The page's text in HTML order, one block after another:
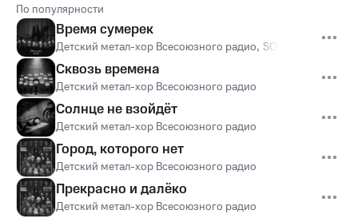
По популярности
Время сумерек
Детский метал-хор Всесоюзного радио, SOLNZE
Сквозь времена
Детский метал-хор Всесоюзного радио
Солнце не взойдёт
Детский метал-хор Всесоюзного радио
Город, которого нет
Детский метал-хор Всесоюзного радио
Прекрасно и далёко
Детский метал-хор Всесоюзного радио